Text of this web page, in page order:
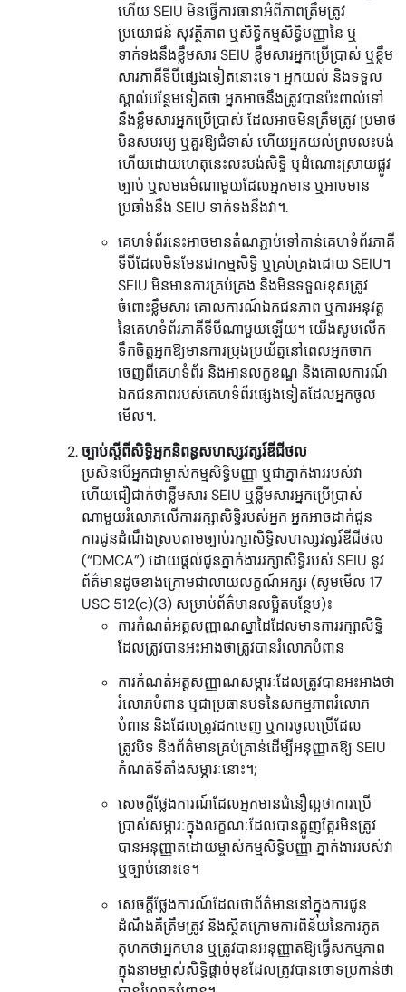
ហើយ SEIU មិនធ្វើការធានាអំពីភាពត្រឹមត្រូវ
ប្រយោជន៍ សុវត្ថិភាព ឬសិទ្ធិកម្មសិទ្ធិបញ្ញានៃ ឬ
ទាក់ទងនឹងខ្លឹមសារ SEIU ខ្លឹមសារអ្នកប្រើប្រាស់ ឬខ្លឹម
សារភាគីទីបីផ្សេងទៀតនោះទេ។ អ្នកយល់ និងទទួល
ស្គាល់បន្ថែមទៀតថា អ្នកអាចនឹងត្រូវបានប៉ះពាល់ទៅ
នឹងខ្លឹមសារអ្នកប្រើប្រាស់ ដែលអាចមិនត្រឹមត្រូវ ប្រមាថ
មិនសមរម្យ ឬគួរឱ្យជំទាស់ ហើយអ្នកយល់ព្រមលះបង់
ហើយដោយហេតុនេះលះបង់សិទ្ធិ ឬដំណោះស្រាយផ្លូវ
ច្បាប់ ឬសមធម៌ណាមួយដែលអ្នកមាន ឬអាចមាន
ប្រឆាំងនឹង SEIU ទាក់ទងនឹងវា។.
គេហទំព័រនេះអាចមានតំណភ្ជាប់ទៅកាន់គេហទំព័រភាគី
ទីបីដែលមិនមែនជាកម្មសិទ្ធិ ឬគ្រប់គ្រងដោយ SEIU។
SEIU មិនមានការគ្រប់គ្រង និងមិនទទួលខុសត្រូវ
ចំពោះខ្លឹមសារ គោលការណ៍ឯកជនភាព ឬការអនុវត្ត
នៃគេហទំព័រភាគីទីបីណាមួយឡើយ។ យើងសូមលើក
ទឹកចិត្តអ្នកឱ្យមានការប្រុងប្រយ័ត្ននៅពេលអ្នកចាក
ចេញពីគេហទំព័រ និងអានលក្ខខណ្ឌ និងគោលការណ៍
ឯកជនភាពរបស់គេហទំព័រផ្សេងទៀតដែលអ្នកចូល
មើល។.
ច្បាប់ស្តីពីសិទ្ធិអ្នកនិពន្ធសហស្សវត្សរ៍ឌីជីថល
ប្រសិនបើអ្នកជាម្ចាស់កម្មសិទ្ធិបញ្ញា ឬជាភ្នាក់ងាររបស់វា
ហើយជឿជាក់ថាខ្លឹមសារ SEIU ឬខ្លឹមសារអ្នកប្រើប្រាស់
ណាមួយរំលោភលើការរក្សាសិទ្ធិរបស់អ្នក អ្នកអាចដាក់ជូន
ការជូនដំណឹងស្របតាមច្បាប់រក្សាសិទ្ធិសហស្សវត្សរ៍ឌីជីថល
(“DMCA”) ដោយផ្តល់ជូនភ្នាក់ងាររក្សាសិទ្ធិរបស់ SEIU នូវ
ព័ត៌មានដូចខាងក្រោមជាលាយលក្ខណ៍អក្សរ (សូមមើល 17
USC 512(c)(3) សម្រាប់ព័ត៌មានលម្អិតបន្ថែម)៖
ការកំណត់អត្តសញ្ញាណស្នាដៃដែលមានការរក្សាសិទ្ធិ
ដែលត្រូវបានអះអាងថាត្រូវបានរំលោភបំពាន
ការកំណត់អត្តសញ្ញាណសម្ភារៈដែលត្រូវបានអះអាងថា
រំលោភបំពាន ឬជាប្រធានបទនៃសកម្មភាពរំលោភ
បំពាន និងដែលត្រូវដកចេញ ឬការចូលប្រើដែល
ត្រូវបិទ និងព័ត៌មានគ្រប់គ្រាន់ដើម្បីអនុញ្ញាតឱ្យ SEIU
កំណត់ទីតាំងសម្ភារៈនោះ។;
សេចក្តីថ្លែងការណ៍ដែលអ្នកមានជំនឿល្អថាការប្រើ
ប្រាស់សម្ភារៈក្នុងលក្ខណៈដែលបានត្អូញត្អែរមិនត្រូវ
បានអនុញ្ញាតដោយម្ចាស់កម្មសិទ្ធិបញ្ញា ភ្នាក់ងាររបស់វា
ឬច្បាប់នោះទេ។
សេចក្តីថ្លែងការណ៍ដែលថាព័ត៌មាននៅក្នុងការជូន
ដំណឹងគឺត្រឹមត្រូវ និងស្ថិតក្រោមការពិន័យនៃការភូត
កុហកថាអ្នកមាន ឬត្រូវបានអនុញ្ញាតឱ្យធ្វើសកម្មភាព
ក្នុងនាមម្ចាស់សិទ្ធិផ្តាច់មុខដែលត្រូវបានចោទប្រកាន់ថា